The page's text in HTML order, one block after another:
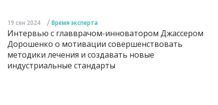
19 сен 2024 / Время эксперта
Интервью с главврачом-инноватором Джассером
Дорошенко о мотивации совершенствовать
методики лечения и создавать новые
индустриальные стандарты